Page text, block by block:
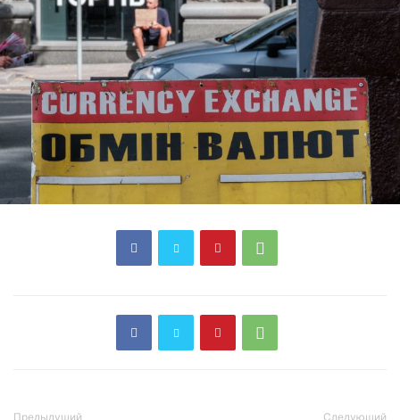
Предыдущий Следующий